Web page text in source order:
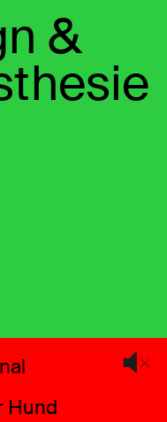
&
Hund